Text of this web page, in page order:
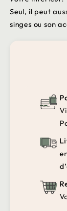
Seul, il peut
singes ou son